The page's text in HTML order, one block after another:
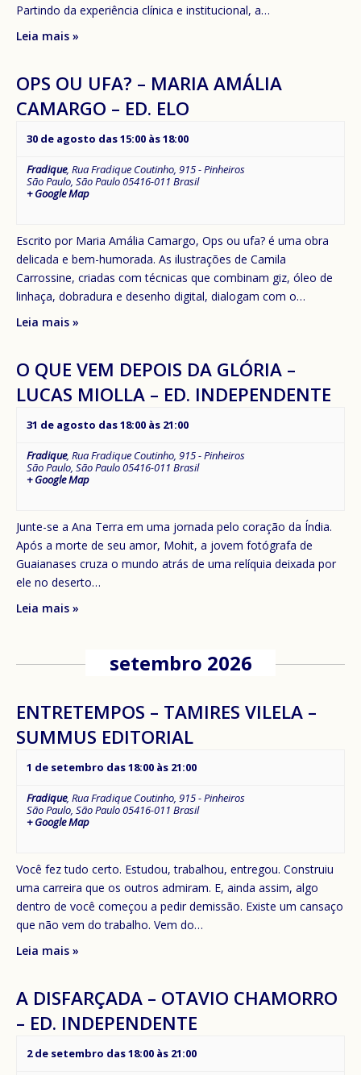
Partindo da experiência clínica e institucional, a…
Leia mais »
OPS OU UFA? – MARIA AMÁLIA
CAMARGO – ED. ELO
30 de agosto das 15:00 às18:00
Fradique, Rua Fradique Coutinho, 915 - Pinheiros
São Paulo, São Paulo05416-011 Brasil
+ Google Map
Escrito por Maria Amália Camargo, Ops ou ufa? é uma obra
delicada e bem-humorada. As ilustrações de Camila
Carrossine, criadas com técnicas que combinam giz, óleo de
linhaça, dobradura e desenho digital, dialogam com o…
Leia mais »
O QUE VEM DEPOIS DA GLÓRIA –
LUCAS MIOLLA – ED. INDEPENDENTE
31 de agosto das 18:00 às 21:00
Fradique, Rua Fradique Coutinho, 915 - Pinheiros
São Paulo, São Paulo05416-011 Brasil
+ Google Map
Junte-se a Ana Terra em uma jornada pelo coração da Índia.
Após a morte de seu amor, Mohit, a jovem fotógrafa de
Guaianases cruza o mundo atrás de uma relíquia deixada por
ele no deserto…
Leia mais »
setembro 2026
ENTRETEMPOS – TAMIRES VILELA –
SUMMUS EDITORIAL
1 de setembro das 18:00 às 21:00
Fradique, Rua Fradique Coutinho, 915 - Pinheiros
São Paulo, São Paulo05416-011 Brasil
+ Google Map
Você fez tudo certo. Estudou, trabalhou, entregou. Construiu
uma carreira que os outros admiram. E, ainda assim, algo
dentro de você começou a pedir demissão. Existe um cansaço
que não vem do trabalho. Vem do…
Leia mais »
A DISFARÇADA – OTAVIO CHAMORRO
– ED. INDEPENDENTE
2 de setembro das 18:00 às 21:00